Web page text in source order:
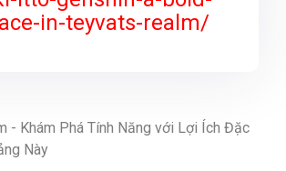
in-teyvats-realm/